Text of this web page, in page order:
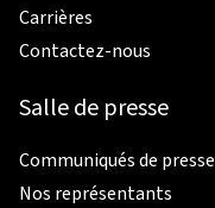
Carrières
Contactez-nous
Salle de presse
Communiqués de presse
Nos représentants